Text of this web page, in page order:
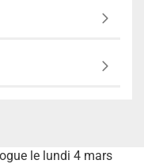
le lundi 4 mars